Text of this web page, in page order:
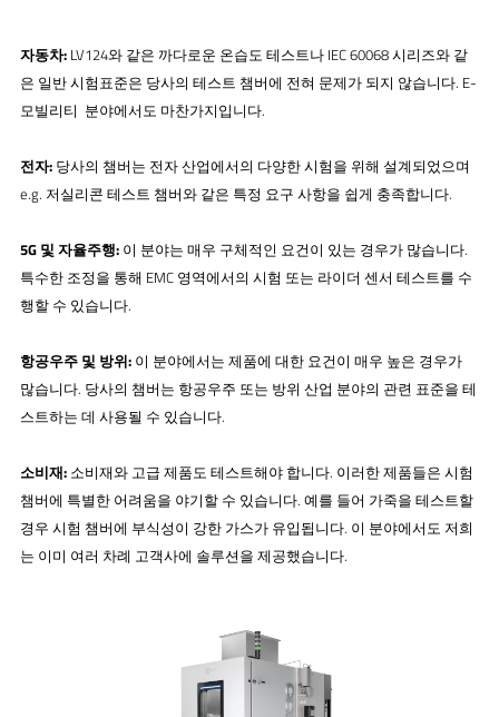
자동차: LV124와 같은 까다로운 온습도 테스트나 IEC 60068 시리즈와 같
은 일반 시험표준은 당사의 테스트 챔버에 전혀 문제가 되지 않습니다. E-
모빌리티 분야에서도 마찬가지입니다.
전자:당사의 챔버는 전자 산업에서의 다양한 시험을 위해 설계되었으며
e.g. 저실리콘 테스트 챔버와 같은 특정 요구 사항을 쉽게 충족합니다.
5G 및 자율주행:이 분야는 매우 구체적인 요건이 있는 경우가 많습니다.
특수한 조정을 통해 EMC 영역에서의 시험 또는 라이더 센서 테스트를 수
행할 수 있습니다.
항공우주 및 방위:이 분야에서는 제품에 대한 요건이 매우 높은 경우가
많습니다. 당사의 챔버는 항공우주 또는 방위 산업 분야의 관련 표준을 테
스트하는 데 사용될 수 있습니다.
소비재:소비재와 고급 제품도 테스트해야 합니다. 이러한 제품들은 시험
챔버에 특별한 어려움을 야기할 수 있습니다. 예를 들어 가죽을 테스트할
경우 시험 챔버에 부식성이 강한 가스가 유입됩니다. 이 분야에서도 저희
는 이미 여러 차례 고객사에 솔루션을 제공했습니다.